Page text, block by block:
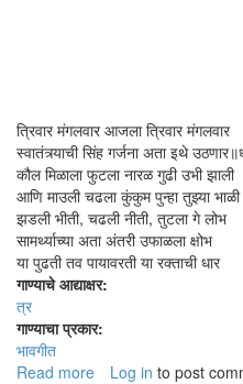
त्रिवार मंगलवार आजला त्रिवार मंगलवार
स्वातंत्र्याची सिंह गर्जना अता इथे
कौल मिळाला फुटला नारळ गुढी उभी झाली
आणि माउली चढला कुंकुम पुन्हा तुझ्या भाळी
झडली भीती, चढली नीती, तुटला गे लोभ
सामर्थ्याच्या अता अंतरी उफाळला क्षोभ
या पुढती तव पायावरती या रक्ताची धार
गाण्याचे आद्याक्षर:
त्र
गाण्याचा प्रकार:
भावगीत
Read more about
Log in to post